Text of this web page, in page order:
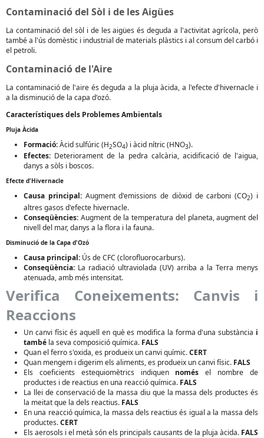
Contaminació del Sòl i de les Aigües
La contaminació del sòl i de les aigües és deguda a l'activitat agrícola, però
també a l'ús domèstic i industrial de materials plàstics i al consum del carbó i
el petroli.
Contaminació de l'Aire
La contaminació de l'aire és deguda a la pluja àcida, a l'efecte d'hivernacle i
a la disminució de la capa d'ozó.
Característiques dels Problemes Ambientals
Pluja Àcida
Formació:Àcid sulfúric (H2SO4) i àcid nítric (HNO3).
Efectes: Deteriorament de la pedra calcària, acidificació de l'aigua,
danys a sòls i boscos.
Efecte d'Hivernacle
Causa principal:Augment d'emissions de diòxid de carboni (CO2) i
altres gasos d'efecte hivernacle.
Conseqüències: Augment de la temperatura del planeta, augment del
nivell del mar, danys a la flora i la fauna.
Disminució de la Capa d'Ozó
Causa principal: Ús de CFC (clorofluorocarburs).
Conseqüència: La radiació ultraviolada (UV) arriba a la Terra menys
atenuada, amb més intensitat.
Verifica Coneixements: Canvis i
Reaccions
Un canvi físic és aquell en què es modifica la forma d'una substància i
també la seva composició química. FALS
Quan el ferro s'oxida, es produeix un canvi químic.CERT
Quan mengem i digerim els aliments, es produeix un canvi físic. FALS
Els coeficients estequiomètrics indiquen només el nombre de
productes i de reactius en una reacció química. FALS
La llei de conservació de la massa diu que la massa dels productes és
la meitat que la dels reactius. FALS
En una reacció química, la massa dels reactius és igual a la massa dels
productes.CERT
Els aerosols i el metà són els principals causants de la pluja àcida. FALS